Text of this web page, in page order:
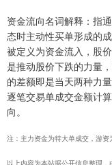
资金流向名词解释：指
态时主动性买单形成的
被定义为资金流入，股
是推动股价下跌的力量
的差额即是当天两种力
逐笔交易单成交金额计
向。
注：主力资金为特大单成交，游
以上内容为本站据公开信息整理